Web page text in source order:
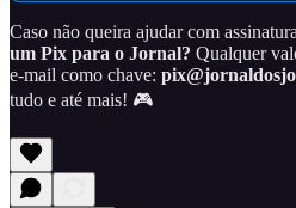
Caso não queira ajudar com
um Pix para o Jornal? Qualquer
e-mail como chave:
tudo e até mais! 🎮